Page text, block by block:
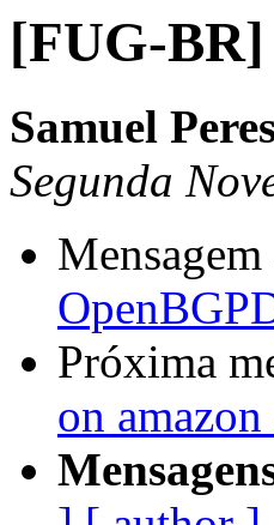
[FUG-
Samuel
Segunda
Próxima
on